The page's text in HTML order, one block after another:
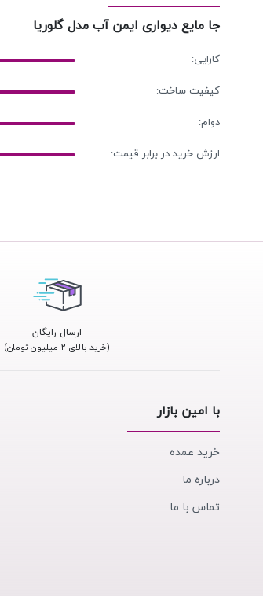
جا مایع دیواری ایمن آب مدل گلوریا
کارایی:
کیفیت ساخت:
دوام:
ارزش خرید در برابر قیمت:
ارسال رایگان
(خرید بالای ۲ میلیون تومان)
با امین بازار
خرید عمده
درباره ما
تماس با ما